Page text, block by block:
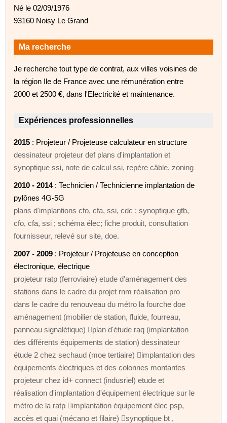
Né le 02/09/1976
93160 Noisy Le Grand
Ma recherche
Je recherche tout type de contrat, aux villes voisines de
la région Ile de France avec une rémunération entre
2000 et 2500 €, dans l'Electricité et maintenance.
Expériences professionnelles
2015 : Projeteur / Projeteuse calculateur en structure
dessinateur projeteur def plans d'implantation et
synoptique ssi, note de calcul ssi, repère câble, zoning
2010 - 2014: Technicien / Technicienne implantation de
pylônes 4G-5G
plans d'implantions cfo, cfa, ssi, cdc ; synoptique gtb,
cfo, cfa, ssi ; schéma élec; fiche produit, consultation
fournisseur, relevé sur site, doe.
2007 - 2009 : Projeteur / Projeteuse en conception
électronique, électrique
projeteur ratp (ferroviaire) etude d'aménagement des
stations dans le cadre du projet rnm réalisation pro
dans le cadre du renouveau du métro la fourche doe
aménagement (mobilier de station, fluide, fourreau,
panneau signalétique) plan d'étude raq (implantation
des différents équipements de station) dessinateur
étude 2 chez sechaud (moe tertiaire) implantation des
équipements électriques et des colonnes montantes
projeteur chez id+ connect (indusriel) etude et
réalisation d'implantation d'équipement électrique sur le
métro de la ratp implantation équipement élec psp,
accès et quai (mécano et filaire) synoptique bt ,